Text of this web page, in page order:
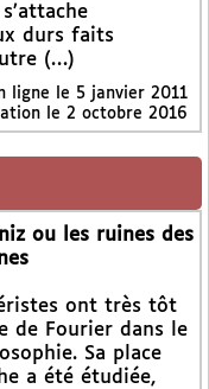
durs faits
(…)
ligne le 5 janvier 2011
le 2 octobre 2016
ou les ruines des
ont très tôt
de Fourier dans le
Sa place
a été étudiée,